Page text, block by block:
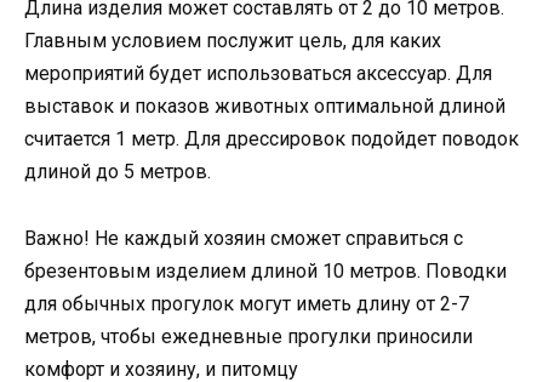
Длина изделия может составлять от 2 до 10 метров.
Главным условием послужит цель, для каких
мероприятий будет использоваться аксессуар. Для
выставок и показов животных оптимальной длиной
считается 1 метр. Для дрессировок подойдет поводок
длиной до 5 метров.
Важно! Не каждый хозяин сможет справиться с
брезентовым изделием длиной 10 метров. Поводки
для обычных прогулок могут иметь длину от 2-7
метров, чтобы ежедневные прогулки приносили
комфорт и хозяину, и питомцу